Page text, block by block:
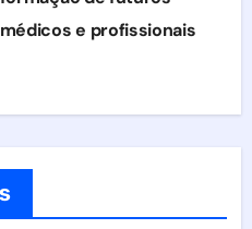
médicos e profissionais